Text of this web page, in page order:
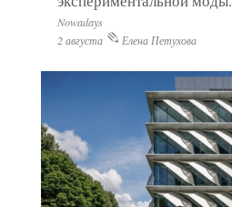
Nowadays
2 августа
Елена Петухова